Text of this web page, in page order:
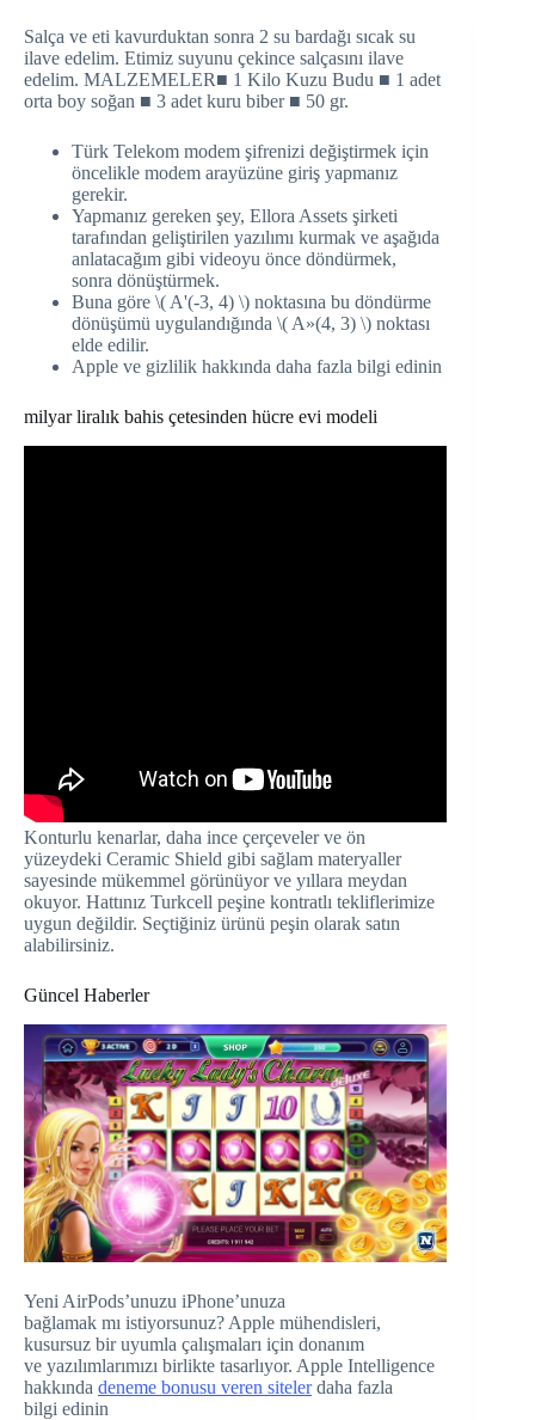
Salça ve eti kavurduktan sonra 2 su bardağı sıcak su
ilave edelim. Etimiz suyunu çekince salçasını ilave
edelim. MALZEMELER■ 1 Kilo Kuzu Budu ■ 1 adet
orta boy soğan ■ 3 adet kuru biber ■ 50 gr.
Türk Telekom modem şifrenizi değiştirmek için
öncelikle modem arayüzüne giriş yapmanız
gerekir.
Yapmanız gereken şey, Ellora Assets şirketi
tarafından geliştirilen yazılımı kurmak ve aşağıda
anlatacağım gibi videoyu önce döndürmek,
sonra dönüştürmek.
Buna göre \( A'(-3, 4) \) noktasına bu döndürme
dönüşümü uygulandığında \( A»(4, 3) \) noktası
elde edilir.
Apple ve gizlilik hakkında daha fazla bilgi edinin
milyar liralık bahis çetesinden hücre evi modeli
Konturlu kenarlar, daha ince çerçeveler ve ön
yüzeydeki Ceramic Shield gibi sağlam materyaller
sayesinde mükemmel görünüyor ve yıllara meydan
okuyor. Hattınız Turkcell peşine kontratlı tekliflerimize
uygun değildir. Seçtiğiniz ürünü peşin olarak satın
alabilirsiniz.
Güncel Haberler
Yeni AirPods’unuzu iPhone’unuza
bağlamak mı istiyorsunuz? Apple mühendisleri,
kusursuz bir uyumla çalışmaları için donanım
ve yazılımlarımızı birlikte tasarlıyor. Apple Intelligence
hakkında deneme bonusu veren sitelerdaha fazla
bilgi edinin